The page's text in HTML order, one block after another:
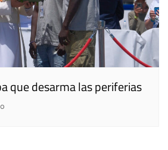
que desarma las periferias